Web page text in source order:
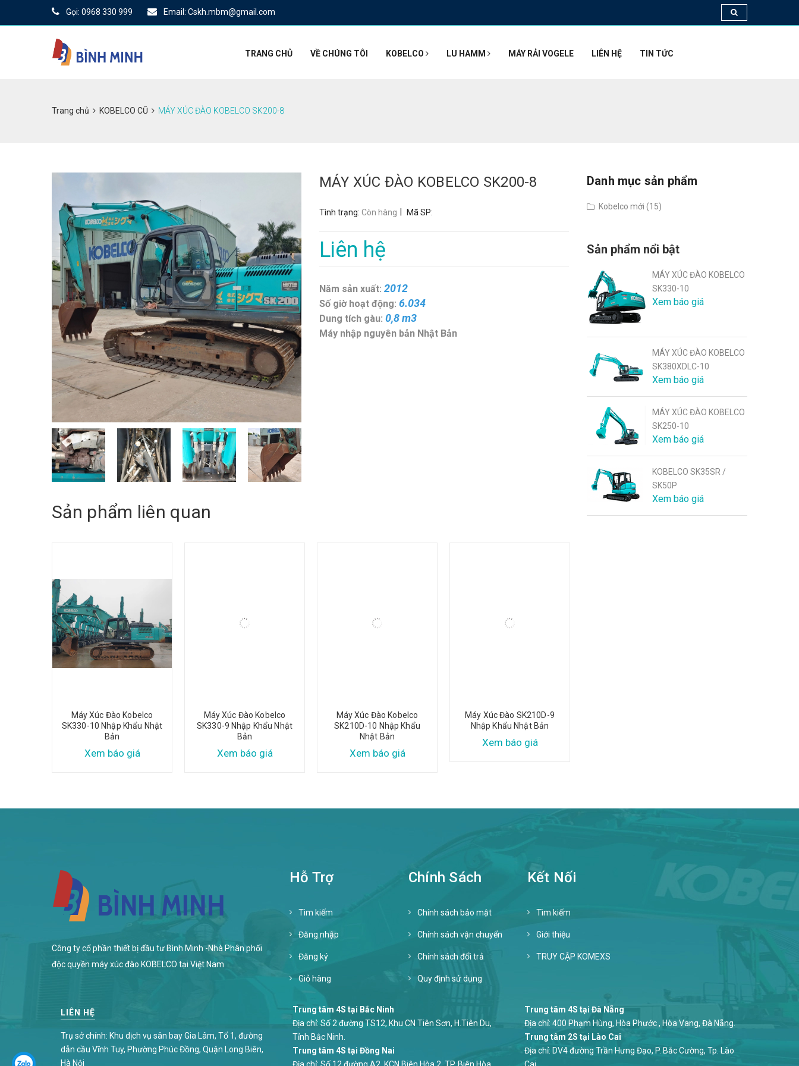
Gọi: 0968 330 999 Email: Cskh.mbm@gmail.com
TRANG CHỦ VỀ CHÚNG TÔI KOBELCO LU HAMM MÁY RẢI VOGELE LIÊN HỆ TIN TỨC
Trang chủ KOBELCO CŨ MÁY XÚC ĐÀO KOBELCO SK200-8
MÁY XÚC ĐÀO KOBELCO SK200-8
Tình trạng: Còn hàng Mã SP:
Liên hệ
Năm sản xuất: 2012
Số giờ hoạt động: 6.034
Dung tích gàu: 0,8 m3
Máy nhập nguyên bản Nhật Bản
Sản phẩm liên quan
Máy Xúc Đào Kobelco
SK330-10 Nhập Khẩu Nhật
Bản
Xem báo giá
Máy Xúc Đào Kobelco
SK330-9 Nhập Khẩu Nhật
Bản
Xem báo giá
Máy Xúc Đào Kobelco
SK210D-10 Nhập Khẩu
Nhật Bản
Xem báo giá
Máy Xúc Đào SK210D-9
Nhập Khẩu Nhật Bản
Xem báo giá
Danh mục sản phẩm
Kobelco mới (15)
Sản phẩm nổi bật
MÁY XÚC ĐÀO KOBELCO
SK330-10
Xem báo giá
MÁY XÚC ĐÀO KOBELCO
SK380XDLC-10
Xem báo giá
MÁY XÚC ĐÀO KOBELCO
SK250-10
Xem báo giá
KOBELCO SK35SR /
SK50P
Xem báo giá
Công ty cổ phần thiết bị đầu tư Bình Minh -Nhà Phân phối
độc quyền máy xúc đào KOBELCO tại Việt Nam
Hỗ Trợ
Tìm kiếm
Đăng nhập
Đăng ký
Giỏ hàng
Chính Sách
Chính sách bảo mật
Chính sách vận chuyển
Chính sách đổi trả
Quy định sử dụng
Kết Nối
Tìm kiếm
Giới thiệu
TRUY CẬP KOMEXS
LIÊN HỆ
Trụ sở chính: Khu dịch vụ sân bay Gia Lâm, Tổ 1, đường
dẫn cầu Vĩnh Tuy, Phường Phúc Đồng, Quận Long Biên,
Hà Nội
Trung tâm 4S tại Bắc Ninh
Địa chỉ: Số 2 đường TS12, Khu CN Tiên Sơn, H.Tiên Du,
Tỉnh Bắc Ninh.
Trung tâm 4S tại Đồng Nai
Trung tâm 4S tại Đà Nẵng
Địa chỉ: 400 Phạm Hùng, Hòa Phước , Hòa Vang, Đà Nẵng.
Trung tâm 2S tại Lào Cai
Địa chỉ: DV4 đường Trần Hưng Đạo, P. Bắc Cường, Tp. Lào